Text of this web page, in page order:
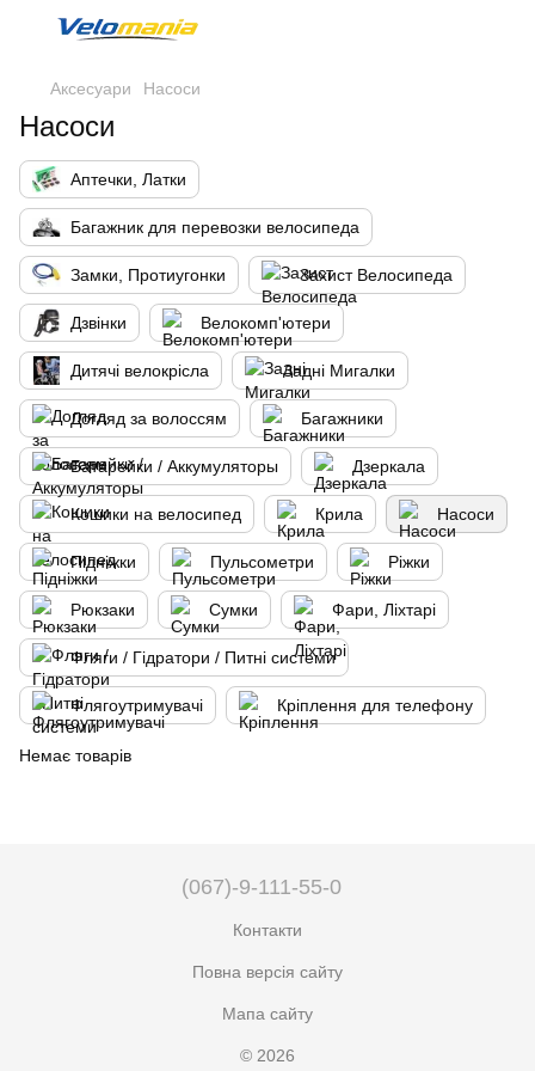
Аксесуари Насоси
Насоси
Аптечки, Латки
Багажник для перевозки велосипеда
Замки, Протиугонки Захист Велосипеда
Дзвінки Велокомп'ютери
Дитячі велокрісла Задні Мигалки
Догляд за волоссям Багажники
Батарейки / Аккумуляторы Дзеркала
Кошики на велосипед Крила Насоси
Підніжки Пульсометри Ріжки
Рюкзаки Сумки Фари, Ліхтарі
Фляги / Гідратори / Питні системи
Флягоутримувачі Кріплення для телефону
Немає товарів
(067)-9-111-55-0
Контакти
Повна версія сайту
Мапа сайту
© 2026